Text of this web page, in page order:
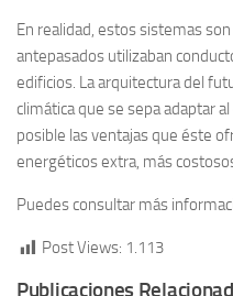
En realidad, estos sistemas
antepasados utilizaban
edificios. La arquitectura del
climática que se sepa adaptar
posible las ventajas que éste
energéticos extra, más
Puedes consultar más
Post Views: 1.113
Publicaciones